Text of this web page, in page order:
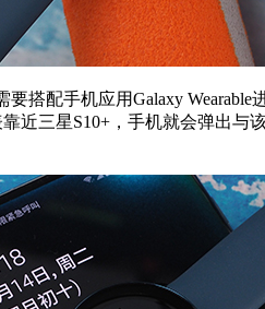
搭配手机应用Galaxy Wearable
近三星S10+，手机就会弹出